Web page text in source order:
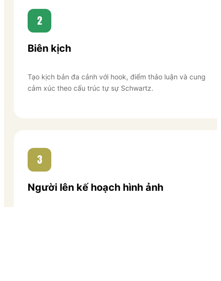
2
Biên kịch
Tạo kịch bản đa cảnh với hook, điểm thảo luận và cung
cảm xúc theo cấu trúc tự sự Schwartz.
3
Người lên kế hoạch hình ảnh